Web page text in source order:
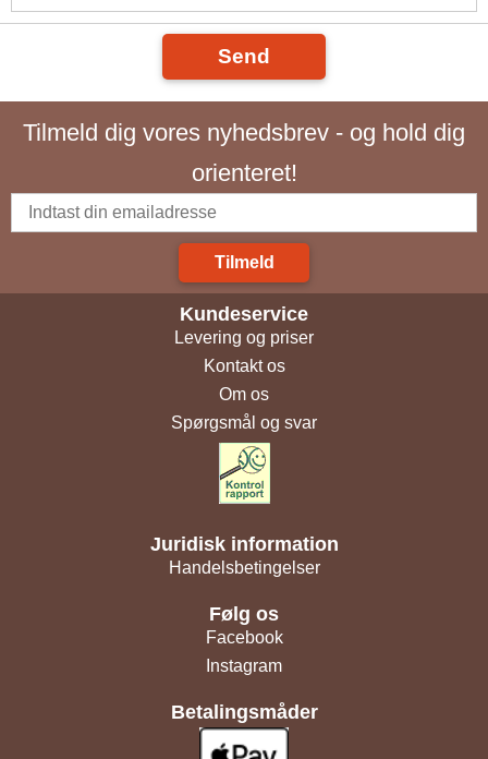
Send
Tilmeld dig vores nyhedsbrev - og hold dig
orienteret!
Tilmeld
Kundeservice
Levering og priser
Kontakt os
Om os
Spørgsmål og svar
Juridisk information
Handelsbetingelser
Følg os
Facebook
Instagram
Betalingsmåder